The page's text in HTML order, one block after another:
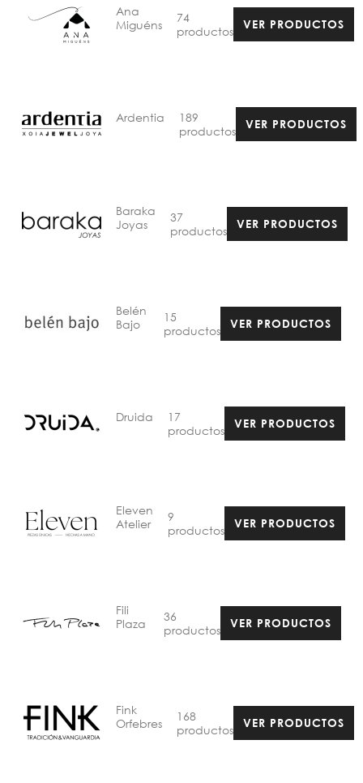
Ana
Miguéns
74
productos
VER PRODUCTOS
Ardentia
189
productos
VER PRODUCTOS
Baraka
Joyas
37
productos
VER PRODUCTOS
Belén
Bajo
15
productos
VER PRODUCTOS
Druida
17
productos
VER PRODUCTOS
Eleven
Atelier
9
productos
VER PRODUCTOS
Fili
Plaza
36
productos
VER PRODUCTOS
Fink
Orfebres
168
productos
VER PRODUCTOS